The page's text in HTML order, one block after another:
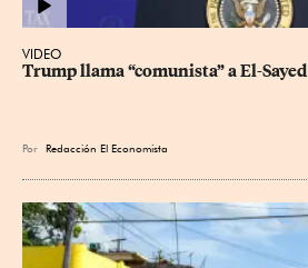
VIDEO
Trump llama “comunista” a El-Sayed
Por Redacción El Economista